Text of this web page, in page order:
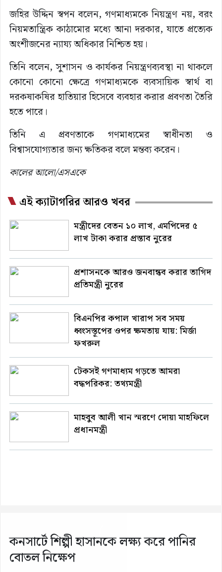
জহির উদ্দিন স্বপন বলেন, গণমাধ্যমকে নিয়ন্ত্রণ নয়, বরং
নিয়মতান্ত্রিক কাঠামোর মধ্যে আনা দরকার, যাতে প্রত্যেক
অংশীজনের ন্যায্য অধিকার নিশ্চিত হয়।
তিনি বলেন, সুশাসন ও কার্যকর নিয়ন্ত্রণব্যবস্থা না থাকলে
কোনো কোনো ক্ষেত্রে গণমাধ্যমকে ব্যবসায়িক স্বার্থ বা
দরকষাকষির হাতিয়ার হিসেবে ব্যবহার করার প্রবণতা তৈরি
হতে পারে।
তিনি এ প্রবণতাকে গণমাধ্যমের স্বাধীনতা ও
বিশ্বাসযোগ্যতার জন্য ক্ষতিকর বলে মন্তব্য করেন।
কালের আলো/এসএকে
এই ক্যাটাগরির আরও খবর
মন্ত্রীদের বেতন ১০ লাখ, এমপিদের ৫
লাখ টাকা করার প্রস্তাব নুরের
প্রশাসনকে আরও জনবান্ধব করার তাগিদ
প্রতিমন্ত্রী নুরের
বিএনপির কপাল খারাপ সব সময়
ধ্বংসস্তূপের ওপর ক্ষমতায় যায়: মির্জা
ফখরুল
টেকসই গণমাধ্যম গড়তে আমরা
বদ্ধপরিকর: তথ্যমন্ত্রী
মাহবুব আলী খান স্মরণে দোয়া মাহফিলে
প্রধানমন্ত্রী
কনসার্টে শিল্পী হাসানকে লক্ষ্য করে পানির
বোতল নিক্ষেপ